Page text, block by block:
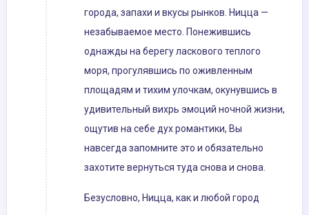
города, запахи и вкусы рынков. Ницца —
незабываемое место. Понежившись
однажды на берегу ласкового теплого
моря, прогулявшись по оживленным
площадям и тихим улочкам, окунувшись в
удивительный вихрь эмоций ночной жизни,
ощутив на себе дух романтики, Вы
навсегда запомните это и обязательно
захотите вернуться туда снова и снова.
Безусловно, Ницца, как и любой город